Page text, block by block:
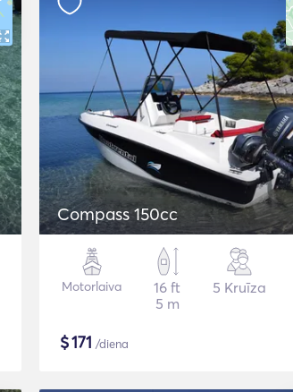
Compass 150cc
Motorlaiva
16 ft
5 m
5 Kruīza
$171 /diena